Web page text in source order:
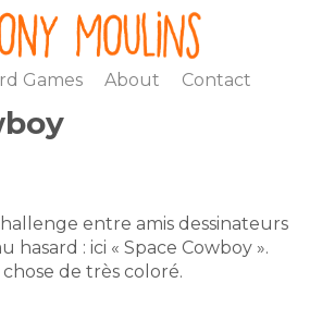
Games About Contact
entre amis dessinateurs
: ici « Space Cowboy ».
de très coloré.